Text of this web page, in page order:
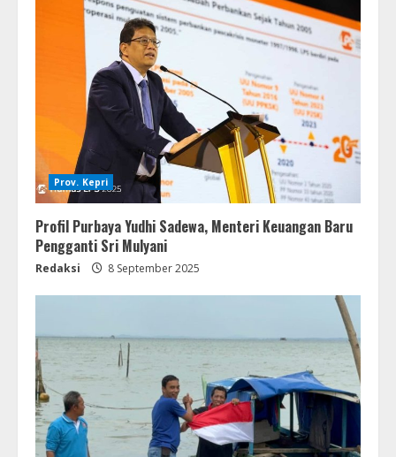
Prov. Kepri
Profil Purbaya Yudhi Sadewa, Menteri Keuangan Baru
Pengganti Sri Mulyani
Redaksi 8 September 2025